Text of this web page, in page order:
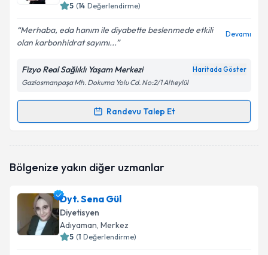
Kişisel verilerimin işlenmesine ilişkin
Aydınlatma
Metni'ni okudum ve kişisel verilerimin belirtilen
kapsamda işlenmesini kabul ediyorum.
5 (14 Değerlendirme)
Merhaba, eda hanım ile diyabette beslenmede etkili
olan karbonhidrat sayımı...
Devamı
Fizyo Real Sağlıklı Yaşam Merkezi Haritada Göster
Gaziosmanpaşa Mh. Dokuma Yolu Cd. No:2/1 Altıeylül
Randevu Talep Et
Randevu Takvimi Talebi
oluşturun. Size bu uzmandan randevu almanız için bir
E-posta Adresiniz
Bölgenize yakın diğer uzmanlar
Dyt. Sena Gül
Diyetisyen
Adıyaman, Merkez
5 (1 Değerlendirme)